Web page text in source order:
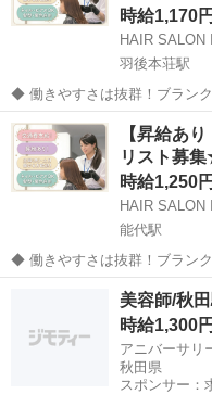
時給1,170円
羽後本荘駅
◆ 働きやすさは抜群！ブランクがある
利くため、自分のライフスタ
る方も分かりやすいレッスン
ューできます 働きやすさは抜
秋田 由利本荘市 羽後
【昇給あ
リスト募
時給1,250円
能代駅
◆ 働きやすさは抜群！ブランクがある
利くため、自分のライフスタ
る方も分かりやすいレッスン
ューできます 働きやすさは
能代駅
美容師/秋
時給1,300
アニバーサリ
秋田県
スポンサー：